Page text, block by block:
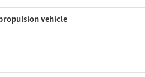
vehicle